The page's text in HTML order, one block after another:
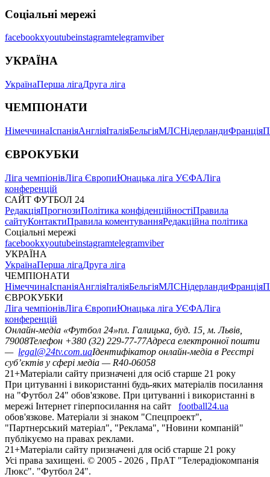
Соціальні мережі
facebookxyoutubeinstagramtelegramviber
УКРАЇНА
УкраїнаПерша лігаДруга ліга
ЧЕМПІОНАТИ
НімеччинаІспаніяАнгліяІталіяБельгіяМЛСНідерландиФранція
ЄВРОКУБКИ
Ліга чемпіонівЛіга ЄвропиЮнацька ліга УЄФАЛіга
конференцій
САЙТ ФУТБОЛ 24
РедакціяПрогнозиПолітика конфіденційностіПравила
сайтуКонтактиПравила коментуванняРедакційна політика
Соціальні мережі
facebookxyoutubeinstagramtelegramviber
УКРАЇНА
УкраїнаПерша лігаДруга ліга
ЧЕМПІОНАТИ
НімеччинаІспаніяАнгліяІталіяБельгіяМЛСНідерландиФранція
ЄВРОКУБКИ
Ліга чемпіонівЛіга ЄвропиЮнацька ліга УЄФАЛіга
конференцій
Онлайн-медіа «Футбол 24»пл. Галицька, буд. 15, м. Львів,
79008Телефон +380 (32) 229-77-77Адреса електронної пошти
— legal@24tv.com.uaІдентифікатор онлайн-медіа в Реєстрі
суб’єктів у сфері медіа — R40-06058
21+Матеріали сайту призначені для осіб старше 21 року
При цитуванні і використанні будь-яких матеріалів посилання
на "Футбол 24" обов'язкове. При цитуванні і використанні в
мережі Інтернет гіперпосилання на сайт
football24.ua
обов'язкове. Матеріали зі знаком "Спецпроект",
"Партнерський матеріал", "Реклама", "Новини компаній"
публікуємо на правах реклами.
21+Матеріали сайту призначені для осіб старше 21 року
Усi права захищенi. © 2005 - 2026 , ПрАТ "Телерадіокомпанія
Люкс". "Футбол 24".